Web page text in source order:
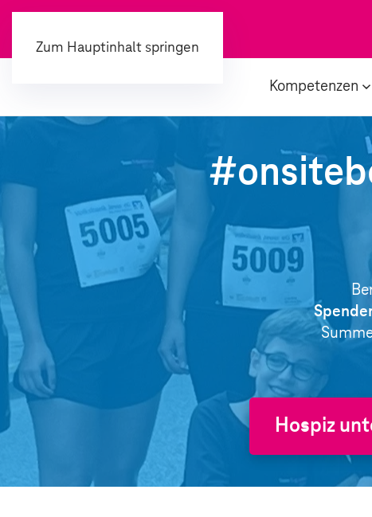
Zum Hauptinhalt springen
Kompetenzen
Hospiz